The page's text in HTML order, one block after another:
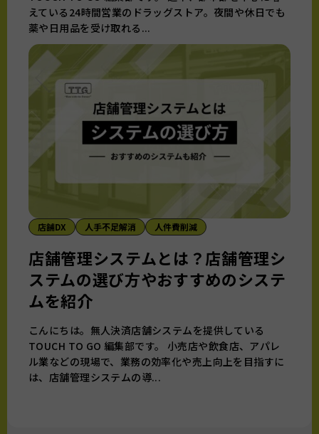
えている24時間営業のドラッグストア。夜間や休日でも
薬や日用品を受け取れる...
店舗DX 人手不足解消 人件費削減
店舗管理システムとは？店舗管理シ
ステムの選び方やおすすめのシステ
ムを紹介
こんにちは。無人決済店舗システムを提供している
TOUCH TO GO 編集部です。 小売店や飲食店、アパレ
ル業などの現場で、業務の効率化や売上向上を目指すに
は、店舗管理システムの導...